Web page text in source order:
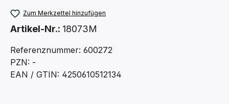
Zum Merkzettel hinzufügen
Artikel-Nr.: 18073M
Referenznummer: 600272
PZN: -
EAN / GTIN: 4250610512134